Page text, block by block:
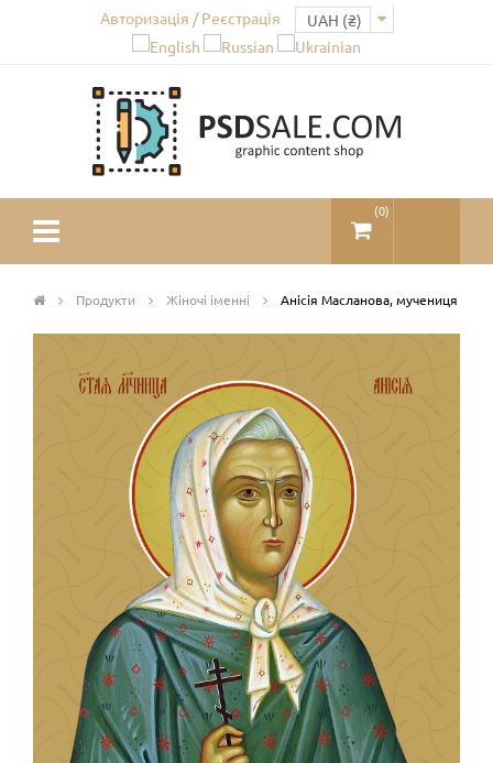
Авторизація / Реєстрація
(0)
Продукти Жіночі іменні Анісія Масланова, мучениця